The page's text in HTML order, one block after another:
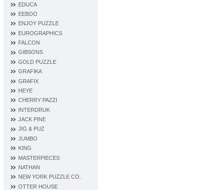
EDUCA
EEBOO
ENJOY PUZZLE
EUROGRAPHICS
FALCON
GIBSONS
GOLD PUZZLE
GRAFIKA
GRAFIX
HEYE
CHERRY PAZZI
INTERDRUK
JACK PINE
JIG & PUZ
JUMBO
KING
MASTERPIECES
NATHAN
NEW YORK PUZZLE CO.
OTTER HOUSE